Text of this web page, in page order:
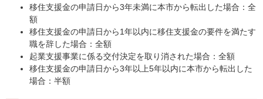
移住支援金の申請日から3年未満に本市から転出した場合：全
額
移住支援金の申請日から1年以内に移住支援金の要件を満たす
職を辞した場合：全額
起業支援事業に係る交付決定を取り消された場合：全額
移住支援金の申請日から3年以上5年以内に本市から転出した
場合：半額